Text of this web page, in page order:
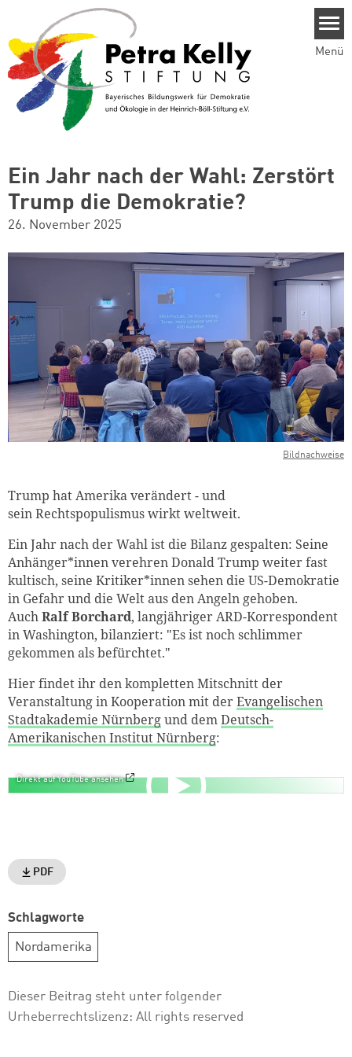
Menü
Ein Jahr nach der Wahl: Zerstört
Trump die Demokratie?
26. November 2025
Bildnachweise
Trump hat Amerika verändert - und
sein Rechtspopulismus wirkt weltweit.
Ein Jahr nach der Wahl ist die Bilanz gespalten: Seine
Anhänger*innen verehren Donald Trump weiter fast
kultisch, seine Kritiker*innen sehen die US-Demokratie
in Gefahr und die Welt aus den Angeln gehoben.
AuchRalf Borchard, langjähriger ARD-Korrespondent
in Washington, bilanziert: "Es ist noch schlimmer
gekommen als befürchtet."
Hier findet ihr den kompletten Mitschnitt der
Veranstaltung in Kooperation mit derEvangelischen
Stadtakademie Nürnbergund demDeutsch-
Amerikanischen Institut Nürnberg:
Direkt auf YouTube ansehen
PDF
Schlagworte
Nordamerika
Dieser Beitrag steht unter folgender
Urheberrechtslizenz: All rights reserved